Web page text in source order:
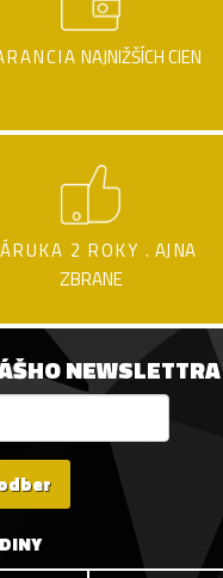
NAJNIŽŠÍCH CIEN
2 ROKY . AJ NA
ZBRANE
NEWSLETTRA